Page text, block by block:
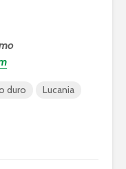
duro
Lucania